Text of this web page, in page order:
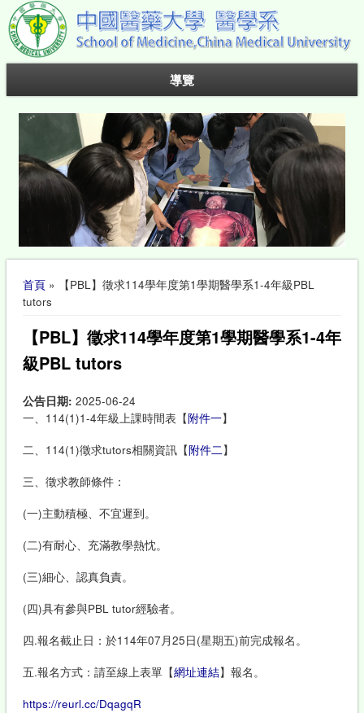
導覽
您在這裡
首頁» 【PBL】徵求114學年度第1學期醫學系1-4年級PBL
tutors
【PBL】徵求114學年度第1學期醫學系1-4年
級PBL tutors
公告日期: 2025-06-24
一、114(1)1-4年級上課時間表【附件一】
二、114(1)徵求tutors相關資訊【附件二】
三、徵求教師條件：
(一)主動積極、不宜遲到。
(二)有耐心、充滿教學熱忱。
(三)細心、認真負責。
(四)具有參與PBL tutor經驗者。
四.報名截止日：於114年07月25日(星期五)前完成報名。
五.報名方式：請至線上表單【網址連結】報名。
https://reurl.cc/DqagqR